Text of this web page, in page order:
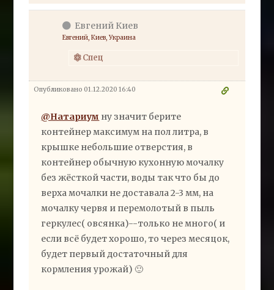
Евгений Киев
Евгений, Киев, Украина
Спец
Опубликовано 01.12.2020 16:40
@Натариум ну значит берите
контейнер максимум на пол литра, в
крышке небольшие отверстия, в
контейнер обычную кухонную мочалку
без жёсткой части, воды так что бы до
верха мочалки не доставала 2-3 мм, на
мочалку червя и перемолотый в пыль
геркулес( овсянка)--только не много( и
если всё будет хорошо, то через месяцок,
будет первый достаточный для
кормления урожай) 🙂